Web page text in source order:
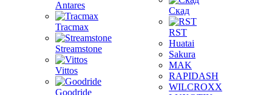
Antares
Tracmax
Streamstone
Vittos
Goodride
Скад
RST
Huatai
Sakura
MAK
RAPIDASH
WILCROXX